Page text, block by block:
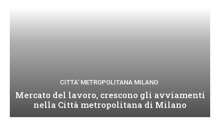
CITTA' METROPOLITANA MILANO
Mercato del lavoro, crescono gli avviamenti
nella Città metropolitana di Milano